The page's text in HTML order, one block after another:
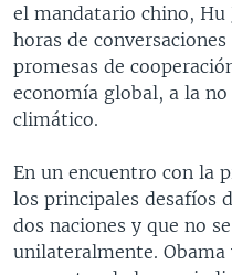
EL MUNDO AL DÍA [RADIO]
FORO [RADIO]
DEPORTIVO
Idiomas
el mandatario chino,
horas de
promesas de
economía global, a la
climático.
En un encuentro con la
los principales desafíos
dos naciones y que no
unilateralmente. Obama